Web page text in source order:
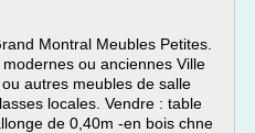
Montral Meubles Petites.
ou anciennes Ville
autres meubles de salle
locales. Vendre : table
de 0,40m -en bois chne